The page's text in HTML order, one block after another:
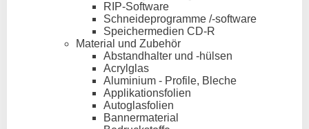
RIP-Software
Schneideprogramme /-software
Speichermedien CD-R
Material und Zubehör
Abstandhalter und -hülsen
Acrylglas
Aluminium - Profile, Bleche
Applikationsfolien
Autoglasfolien
Bannermaterial